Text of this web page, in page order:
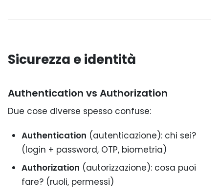
Sicurezza e identità
Authentication vs Authorization
Due cose diverse spesso confuse:
Authentication (autenticazione): chi sei?
(login + password, OTP, biometria)
Authorization (autorizzazione): cosa puoi
fare? (ruoli, permessi)